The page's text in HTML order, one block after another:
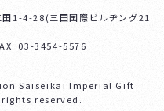
1-4-28(三田国際ビルヂング21
03-3454-5576
Saiseikai Imperial Gift
reserved.